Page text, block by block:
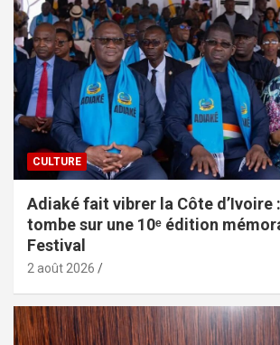
CULTURE
Adiaké fait vibrer la Côte d’Ivoire
tombe sur une 10ᵉ édition
Festival
2 août 2026